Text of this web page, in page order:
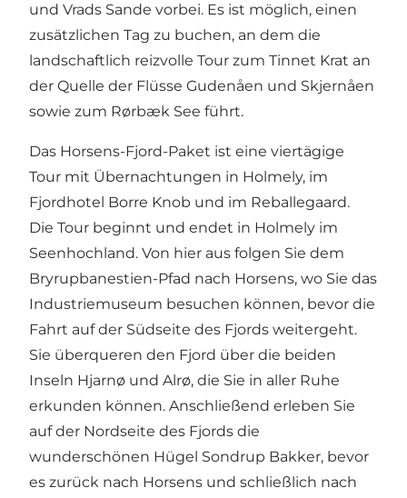
und Vrads Sande vorbei. Es ist möglich, einen
zusätzlichen Tag zu buchen, an dem die
landschaftlich reizvolle Tour zum Tinnet Krat an
der Quelle der Flüsse Gudenåen und Skjernåen
sowie zum Rørbæk See führt.
Das Horsens-Fjord-Paket ist eine viertägige
Tour mit Übernachtungen in Holmely, im
Fjordhotel Borre Knob und im Reballegaard.
Die Tour beginnt und endet in Holmely im
Seenhochland. Von hier aus folgen Sie dem
Bryrupbanestien-Pfad nach Horsens, wo Sie das
Industriemuseum besuchen können, bevor die
Fahrt auf der Südseite des Fjords weitergeht.
Sie überqueren den Fjord über die beiden
Inseln Hjarnø und Alrø, die Sie in aller Ruhe
erkunden können. Anschließend erleben Sie
auf der Nordseite des Fjords die
wunderschönen Hügel Sondrup Bakker, bevor
es zurück nach Horsens und schließlich nach